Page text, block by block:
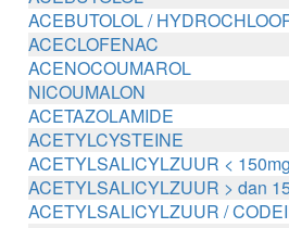
ACEBUTOLOL /
ACECLOFENAC
ACENOCOUMAROL
NICOUMALON
ACETAZOLAMIDE
ACETYLCYSTEINE
ACETYLSALICYLZUUR <
ACETYLSALICYLZUUR > dan
ACETYLSALICYLZUUR /